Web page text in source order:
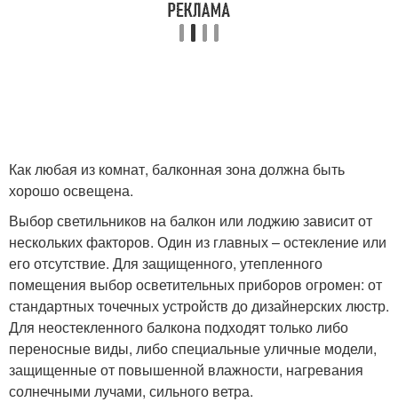
Как любая из комнат, балконная зона должна быть
хорошо освещена.
Выбор светильников на балкон или лоджию зависит от
нескольких факторов. Один из главных – остекление или
его отсутствие. Для защищенного, утепленного
помещения выбор осветительных приборов огромен: от
стандартных точечных устройств до дизайнерских люстр.
Для неостекленного балкона подходят только либо
переносные виды, либо специальные уличные модели,
защищенные от повышенной влажности, нагревания
солнечными лучами, сильного ветра.